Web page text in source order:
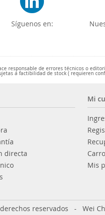
Síguenos en:
responsable de errores técnicos o
a factibilidad de stock ( requieren
directa
Mi
Mis
reservados - Wei